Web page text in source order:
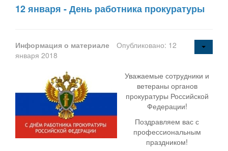
12 января - День работника прокуратуры
Информация о материале
Опубликовано: 12
января 2018
Уважаемые сотрудники и
ветераны органов
прокуратуры Российской
Федерации!
Поздравляем вас с
профессиональным
праздником!